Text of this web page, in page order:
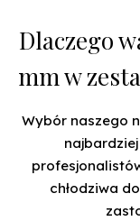
Dlaczego
mm w
Wybór naszego
chłodziwa